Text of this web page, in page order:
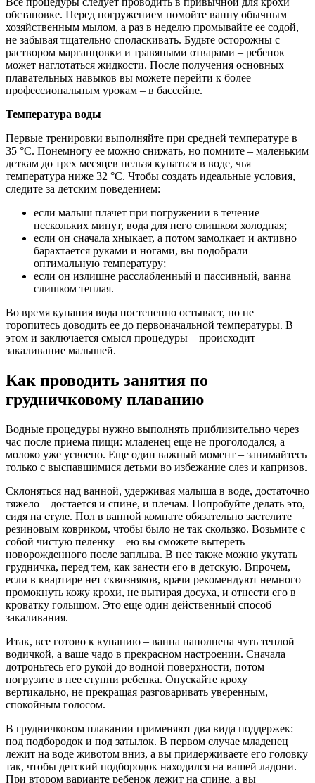
обстановке. Перед погружением помойте ванну обычным
хозяйственным мылом, а раз в неделю промывайте ее содой,
не забывая тщательно споласкивать. Будьте осторожны с
раствором марганцовки и травяными отварами – ребенок
может наглотаться жидкости. После получения основных
плавательных навыков вы можете перейти к более
профессиональным урокам – в бассейне.
Температура воды
Первые тренировки выполняйте при средней температуре в
35 °C. Понемногу ее можно снижать, но помните – маленьким
деткам до трех месяцев нельзя купаться в воде, чья
температура ниже 32 °C. Чтобы создать идеальные условия,
следите за детским поведением:
если малыш плачет при погружении в течение
нескольких минут, вода для него слишком холодная;
если он сначала хныкает, а потом замолкает и активно
барахтается руками и ногами, вы подобрали
оптимальную температуру;
если он излишне расслабленный и пассивный, ванна
слишком теплая.
Во время купания вода постепенно остывает, но не
торопитесь доводить ее до первоначальной температуры. В
этом и заключается смысл процедуры – происходит
закаливание малышей.
Как проводить занятия по
грудничковому плаванию
Водные процедуры нужно выполнять приблизительно через
час после приема пищи: младенец еще не проголодался, а
молоко уже усвоено. Еще один важный момент – занимайтесь
только с выспавшимися детьми во избежание слез и капризов.
Склоняться над ванной, удерживая малыша в воде, достаточно
тяжело – достается и спине, и плечам. Попробуйте делать это,
сидя на стуле. Пол в ванной комнате обязательно застелите
резиновым ковриком, чтобы было не так скользко. Возьмите с
собой чистую пеленку – ею вы сможете вытереть
новорожденного после заплыва. В нее также можно укутать
грудничка, перед тем, как занести его в детскую. Впрочем,
если в квартире нет сквозняков, врачи рекомендуют немного
промокнуть кожу крохи, не вытирая досуха, и отнести его в
кроватку голышом. Это еще один действенный способ
закаливания.
Итак, все готово к купанию – ванна наполнена чуть теплой
водичкой, а ваше чадо в прекрасном настроении. Сначала
дотроньтесь его рукой до водной поверхности, потом
погрузите в нее ступни ребенка. Опускайте кроху
вертикально, не прекращая разговаривать уверенным,
спокойным голосом.
В грудничковом плавании применяют два вида поддержек:
под подбородок и под затылок. В первом случае младенец
лежит на воде животом вниз, а вы придерживаете его головку
так, чтобы детский подбородок находился на вашей ладони.
При втором варианте ребенок лежит на спине, а вы